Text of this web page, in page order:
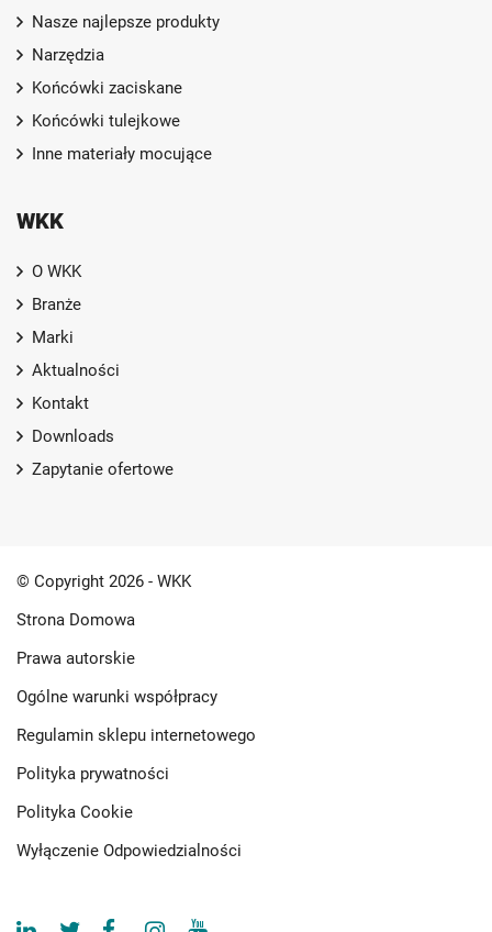
Nasze najlepsze produkty
Narzędzia
Końcówki zaciskane
Końcówki tulejkowe
Inne materiały mocujące
WKK
O WKK
Branże
Marki
Aktualności
Kontakt
Downloads
Zapytanie ofertowe
© Copyright 2026 - WKK
Strona Domowa
Prawa autorskie
Ogólne warunki współpracy
Regulamin sklepu internetowego
Polityka prywatności
Polityka Cookie
Wyłączenie Odpowiedzialności